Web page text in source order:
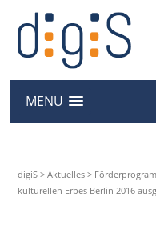
MENU
digiS >Aktuelles >
kulturellen Erbes Berlin 2016